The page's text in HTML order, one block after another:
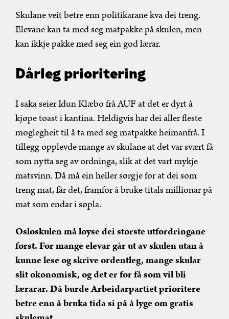
Skulane veit betre enn politikarane kva dei treng.
Elevane kan ta med seg matpakke på skulen, men
kan ikkje pakke med seg ein god lærar.
Dårleg prioritering
I saka seier Idun Klæbo frå AUF at det er dyrt å
kjøpe toast i kantina. Heldigvis har dei aller fleste
moglegheit til å ta med seg matpakke heimanfrå. I
tillegg opplevde mange av skulane at det var svært få
som nytta seg av ordninga, slik at det vart mykje
matsvinn. Då må ein heller sørgje for at dei som
treng mat, får det, framfor å bruke titals millionar på
mat som endar i søpla.
Osloskulen må løyse dei største utfordringane
først. For mange elevar går ut av skulen utan å
kunne lese og skrive ordentleg, mange skular
slit økonomisk, og det er for få som vil bli
lærarar. Då burde Arbeidarpartiet prioritere
betre enn å bruka tida si på å lyge om gratis